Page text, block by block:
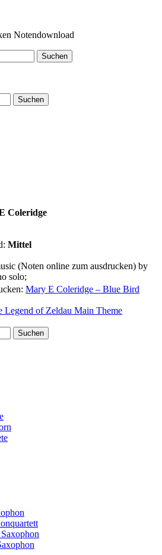
Notendownload
Coleridge
Mittel
(Noten online zum ausdrucken) by
solo;
Mary E Coleridge – Blue Bird
Legend of Zeldau Main Theme